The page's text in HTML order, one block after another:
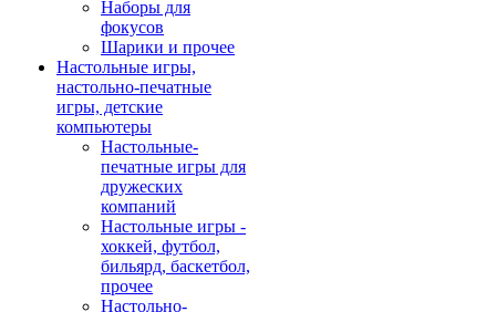
Наборы для
фокусов
Шарики и прочее
Настольные игры,
настольно-печатные
игры, детские
компьютеры
Настольные-
печатные игры для
дружеских
компаний
Настольные игры -
хоккей, футбол,
бильярд, баскетбол,
прочее
Настольно-